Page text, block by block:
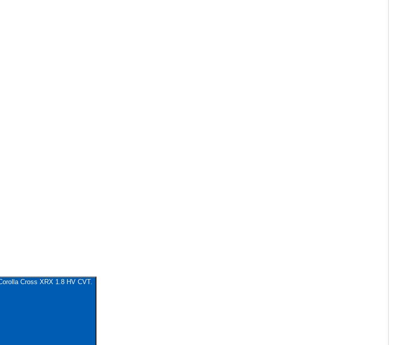
Cross XRX 1.8 HV CVT.